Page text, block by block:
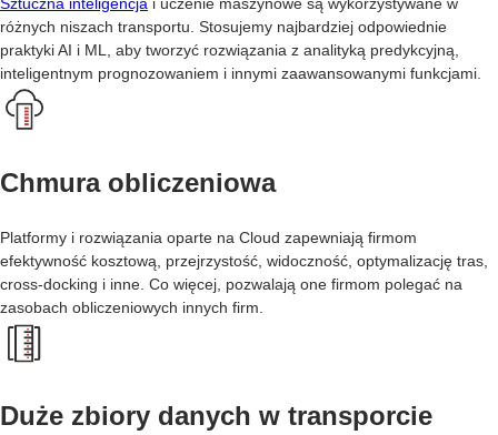
Sztuczna inteligencja i uczenie maszynowe są wykorzystywane w
różnych niszach transportu. Stosujemy najbardziej odpowiednie
praktyki AI i ML, aby tworzyć rozwiązania z analityką predykcyjną,
inteligentnym prognozowaniem i innymi zaawansowanymi funkcjami.
Chmura obliczeniowa
Platformy i rozwiązania oparte na Cloud zapewniają firmom
efektywność kosztową, przejrzystość, widoczność, optymalizację tras,
cross-docking i inne. Co więcej, pozwalają one firmom polegać na
zasobach obliczeniowych innych firm.
Duże zbiory danych w transporcie